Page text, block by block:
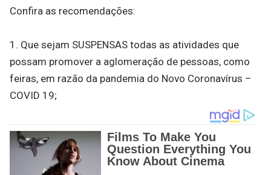
Confira as recomendações:
1. Que sejam SUSPENSAS todas as atividades que
possam promover a aglomeração de pessoas, como
feiras, em razão da pandemia do Novo Coronavírus –
COVID 19;